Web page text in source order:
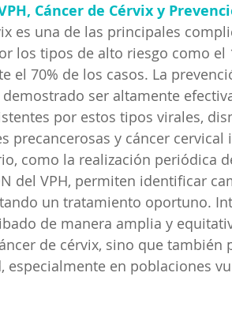
Cáncer de Cérvix y
es una de las principales
los tipos de alto riesgo como el
el 70% de los casos. La
demostrado ser altamente
por estos tipos virales,
precancerosas y cáncer
como la realización periódica
del VPH, permiten identificar
un tratamiento oportuno.
de manera amplia y
de cérvix, sino que también
especialmente en poblaciones